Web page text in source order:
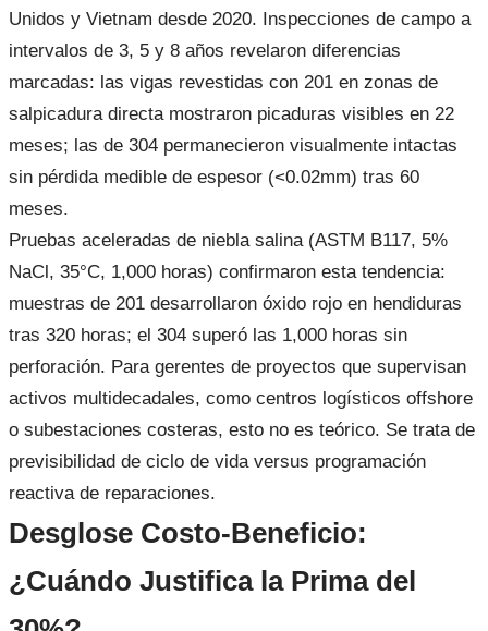
Unidos y Vietnam desde 2020. Inspecciones de campo a
intervalos de 3, 5 y 8 años revelaron diferencias
marcadas: las vigas revestidas con 201 en zonas de
salpicadura directa mostraron picaduras visibles en 22
meses; las de 304 permanecieron visualmente intactas
sin pérdida medible de espesor (<0.02mm) tras 60
meses.
Pruebas aceleradas de niebla salina (ASTM B117, 5%
NaCl, 35°C, 1,000 horas) confirmaron esta tendencia:
muestras de 201 desarrollaron óxido rojo en hendiduras
tras 320 horas; el 304 superó las 1,000 horas sin
perforación. Para gerentes de proyectos que supervisan
activos multidecadales, como centros logísticos offshore
o subestaciones costeras, esto no es teórico. Se trata de
previsibilidad de ciclo de vida versus programación
reactiva de reparaciones.
Desglose Costo-Beneficio:
¿Cuándo Justifica la Prima del